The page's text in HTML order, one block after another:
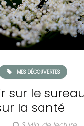
MES DÉCOUVERTES
sur le
la santé